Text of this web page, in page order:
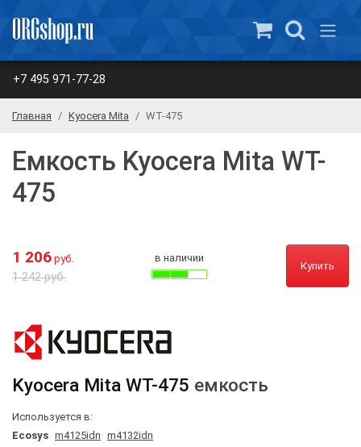
+7 495 971-77-28
Главная Kyocera Mita WT-475
Емкость Kyocera Mita WT-
475
1 206 руб.
1 242 руб.
в наличии
Купить
Kyocera Mita WT-475 емкость
Используется в:
Ecosys m4125idn m4132idn